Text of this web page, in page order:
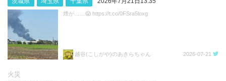
煙が……😱 https://t.co/0FSra5loxg
越谷(こしがや)のあきらちゃん 2026-07-21
火災